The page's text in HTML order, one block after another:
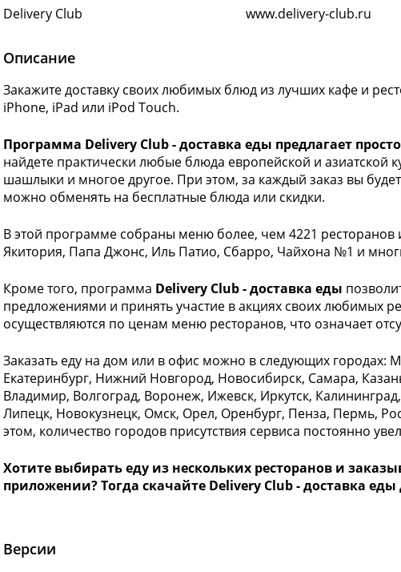
Delivery Club www.delivery-club.ru
Описание
Закажите доставку своих любимых блюд из лучших кафе и
iPhone, iPad или iPod Touch.
Программа Delivery Сlub - доставка еды предлагает
найдете практически любые блюда европейской и азиатской
шашлыки и многое другое. При этом, за каждый заказ вы
можно обменять на бесплатные блюда или скидки.
В этой программе собраны меню более, чем 4221 ресторанов
Якитория, Папа Джонс, Иль Патио, Сбарро, Чайхона №1 и
Кроме того, программа Delivery Сlub - доставка еды
предложениями и принять участие в акциях своих любимых
осуществляются по ценам меню ресторанов, что означает
Заказать еду на дом или в офис можно в следующих городах:
Екатеринбург, Нижний Новгород, Новосибирск, Самара,
Владимир, Волгоград, Воронеж, Ижевск, Иркутск,
Липецк, Новокузнецк, Омск, Орел, Оренбург, Пенза, Пермь,
этом, количество городов присутствия сервиса постоянно
Хотите выбирать еду из нескольких ресторанов и
приложении? Тогда скачайте Delivery Сlub - доставка еды
Версии